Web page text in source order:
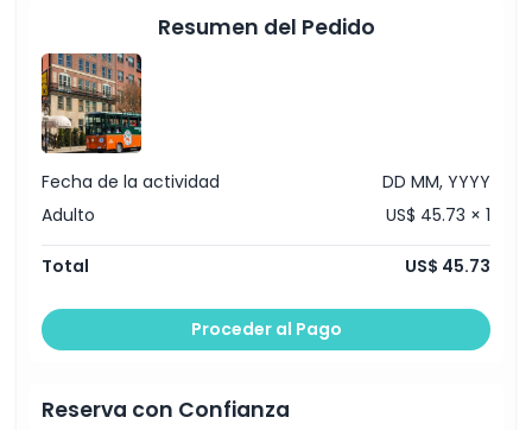
Cosas a Saber
Ubicación
Cómo Canjear
Política de Cancelación
Resumen del Pedido
Fecha de la actividad
DD MM, YYYY
Adulto
US$ 45.73 × 1
Total US$ 45.73
Proceder al Pago
Reserva con Confianza